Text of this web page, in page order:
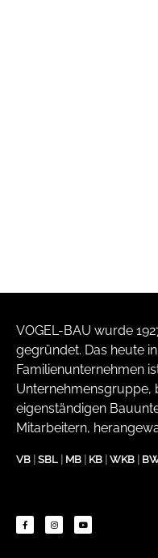
VOGEL-BAU wurde
gegründet. Das heute
Familienunternehmen
Unternehmensgruppe,
eigenständigen
Mitarbeitern,
VB SBL MB KB WKB